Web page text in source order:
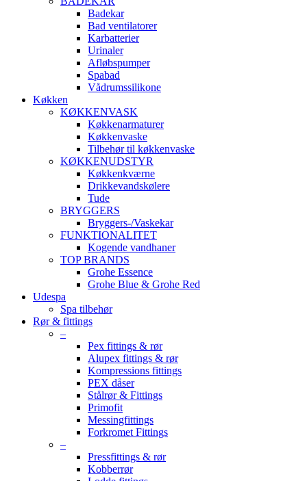
Badekar
Bad ventilatorer
Karbatterier
Urinaler
Afløbspumper
Spabad
Vådrumssilikone
Køkken
KØKKENVASK
Køkkenarmaturer
Køkkenvaske
Tilbehør til køkkenvaske
KØKKENUDSTYR
Køkkenkværne
Drikkevandskølere
Tude
BRYGGERS
Bryggers-/Vaskekar
FUNKTIONALITET
Kogende vandhaner
TOP BRANDS
Grohe Essence
Grohe Blue & Grohe Red
Udespa
Spa tilbehør
Rør & fittings
–
Pex fittings & rør
Alupex fittings & rør
Kompressions fittings
PEX dåser
Stålrør & Fittings
Primofit
Messingfittings
Forkromet Fittings
–
Pressfittings & rør
Kobberrør